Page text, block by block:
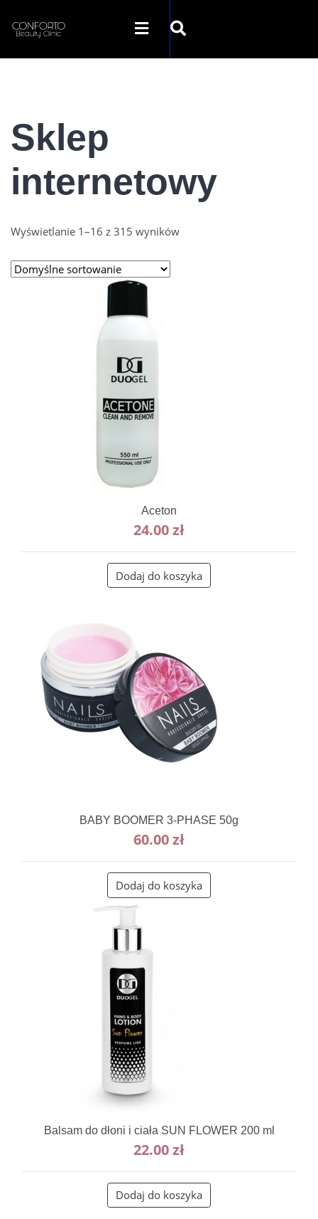
KATEGORIE
PROMOCJE
Sklep
internetowy
Wyświetlanie 1–16 z 315 wyników
Aceton
24.00zł
Dodaj do koszyka
BABY BOOMER 3-PHASE 50g
60.00zł
Dodaj do koszyka
Balsam do dłoni i ciała SUN FLOWER 200 ml
22.00zł
Dodaj do koszyka